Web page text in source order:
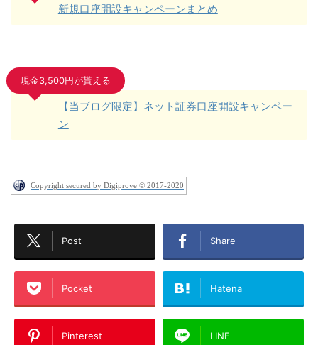
新規口座開設キャンペーンまとめ
現金3,500円が貰える
【当ブログ限定】ネット証券口座開設キャンペー
ン
Copyright secured by Digiprove © 2017-2020
Post Share
Pocket Hatena
Pinterest LINE